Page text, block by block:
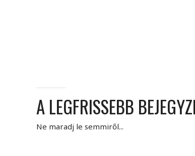
A LEGFRISSEBB
Ne maradj le semmiről...